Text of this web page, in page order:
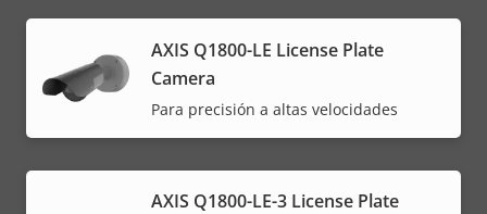
AXIS Q1800-LE License Plate
Camera
Para precisión a altas velocidades
AXIS Q1800-LE-3 License Plate